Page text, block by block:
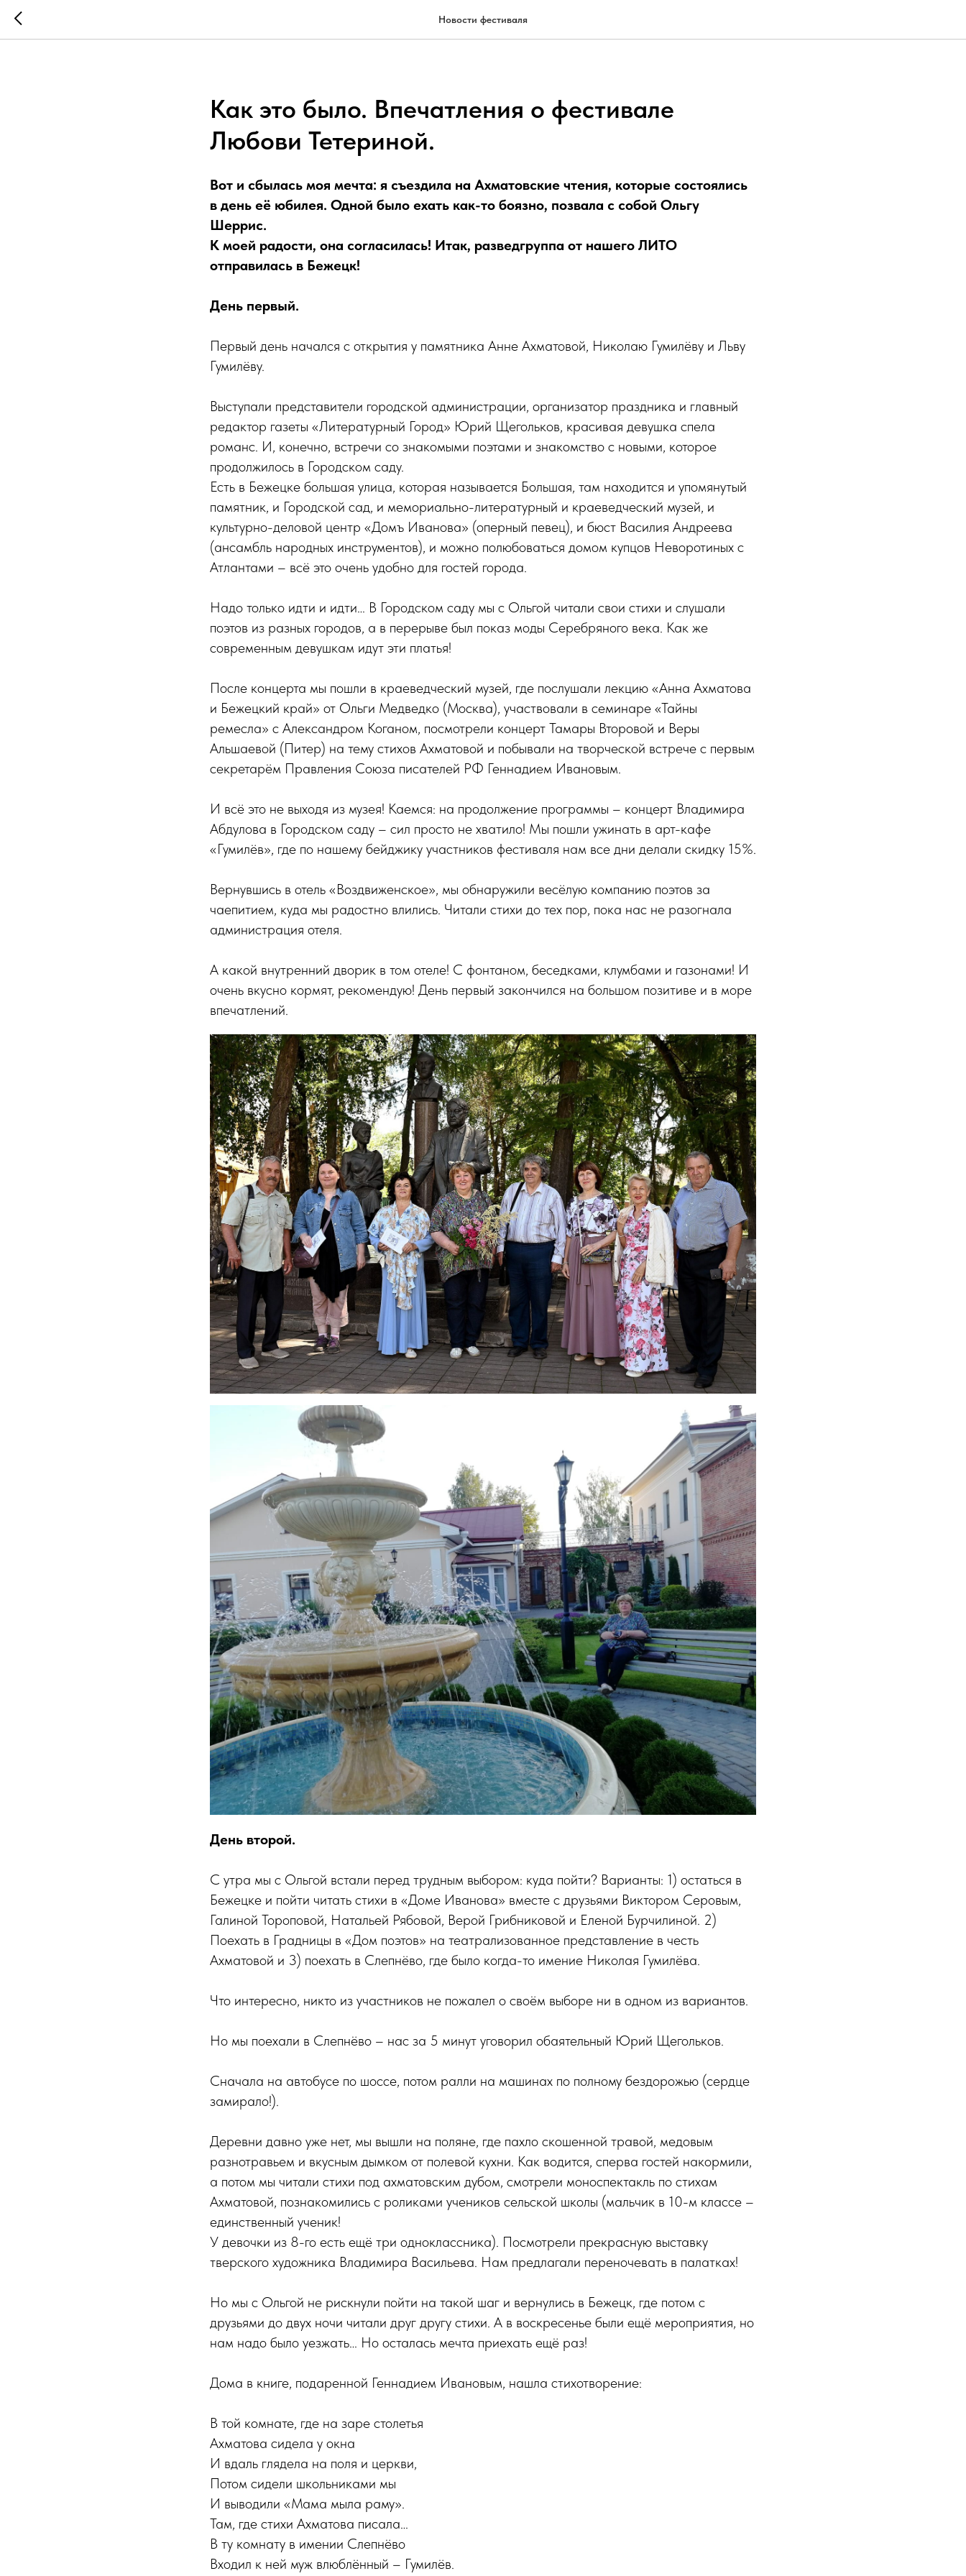
Новости фестиваля
Как это было. Впечатления о фестивале
Любови Тетериной.
Вот и сбылась моя мечта: я съездила на Ахматовские чтения, которые состоялись
в день её юбилея. Одной было ехать как-то боязно, позвала с собой Ольгу
Шеррис.
К моей радости, она согласилась! Итак, разведгруппа от нашего ЛИТО
отправилась в Бежецк!
День первый.
Первый день начался с открытия у памятника Анне Ахматовой, Николаю Гумилёву и Льву
Гумилёву.
Выступали представители городской администрации, организатор праздника и главный
редактор газеты «Литературный Город» Юрий Щегольков, красивая девушка спела
романс. И, конечно, встречи со знакомыми поэтами и знакомство с новыми, которое
продолжилось в Городском саду.
Есть в Бежецке большая улица, которая называется Большая, там находится и упомянутый
памятник, и Городской сад, и мемориально-литературный и краеведческий музей, и
культурно-деловой центр «Домъ Иванова» (оперный певец), и бюст Василия Андреева
(ансамбль народных инструментов), и можно полюбоваться домом купцов Неворотиных с
Атлантами – всё это очень удобно для гостей города.
Надо только идти и идти… В Городском саду мы с Ольгой читали свои стихи и слушали
поэтов из разных городов, а в перерыве был показ моды Серебряного века. Как же
современным девушкам идут эти платья!
После концерта мы пошли в краеведческий музей, где послушали лекцию «Анна Ахматова
и Бежецкий край» от Ольги Медведко (Москва), участвовали в семинаре «Тайны
ремесла» с Александром Коганом, посмотрели концерт Тамары Второвой и Веры
Альшаевой (Питер) на тему стихов Ахматовой и побывали на творческой встрече с первым
секретарём Правления Союза писателей РФ Геннадием Ивановым.
И всё это не выходя из музея! Каемся: на продолжение программы – концерт Владимира
Абдулова в Городском саду – сил просто не хватило! Мы пошли ужинать в арт-кафе
«Гумилёв», где по нашему бейджику участников фестиваля нам все дни делали скидку 15%.
Вернувшись в отель «Воздвиженское», мы обнаружили весёлую компанию поэтов за
чаепитием, куда мы радостно влились. Читали стихи до тех пор, пока нас не разогнала
администрация отеля.
А какой внутренний дворик в том отеле! С фонтаном, беседками, клумбами и газонами! И
очень вкусно кормят, рекомендую! День первый закончился на большом позитиве и в море
впечатлений.
День второй.
С утра мы с Ольгой встали перед трудным выбором: куда пойти? Варианты: 1) остаться в
Бежецке и пойти читать стихи в «Доме Иванова» вместе с друзьями Виктором Серовым,
Галиной Тороповой, Натальей Рябовой, Верой Грибниковой и Еленой Бурчилиной. 2)
Поехать в Градницы в «Дом поэтов» на театрализованное представление в честь
Ахматовой и 3) поехать в Слепнёво, где было когда-то имение Николая Гумилёва.
Что интересно, никто из участников не пожалел о своём выборе ни в одном из вариантов.
Но мы поехали в Слепнёво – нас за 5 минут уговорил обаятельный Юрий Щегольков.
Сначала на автобусе по шоссе, потом ралли на машинах по полному бездорожью (сердце
замирало!).
Деревни давно уже нет, мы вышли на поляне, где пахло скошенной травой, медовым
разнотравьем и вкусным дымком от полевой кухни. Как водится, сперва гостей накормили,
а потом мы читали стихи под ахматовским дубом, смотрели моноспектакль по стихам
Ахматовой, познакомились с роликами учеников сельской школы (мальчик в 10-м классе –
единственный ученик!
У девочки из 8-го есть ещё три одноклассника). Посмотрели прекрасную выставку
тверского художника Владимира Васильева. Нам предлагали переночевать в палатках!
Но мы с Ольгой не рискнули пойти на такой шаг и вернулись в Бежецк, где потом с
друзьями до двух ночи читали друг другу стихи. А в воскресенье были ещё мероприятия, но
нам надо было уезжать… Но осталась мечта приехать ещё раз!
Дома в книге, подаренной Геннадием Ивановым, нашла стихотворение:
В той комнате, где на заре столетья
Ахматова сидела у окна
И вдаль глядела на поля и церкви,
Потом сидели школьниками мы
И выводили «Мама мыла раму».
Там, где стихи Ахматова писала…
В ту комнату в имении Слепнёво
Входил к ней муж влюблённый – Гумилёв.